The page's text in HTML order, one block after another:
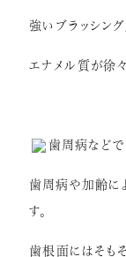
強いブラッシン
エナメル質が徐
歯周病など
歯周病や加齢に
す。
歯根面にはそも